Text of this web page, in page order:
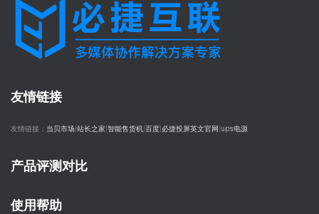
友情链接
友情链接： 当贝市场 站长之家 智能售货机 百度 必捷投屏英文官网 ups电源
产品评测对比
使用帮助